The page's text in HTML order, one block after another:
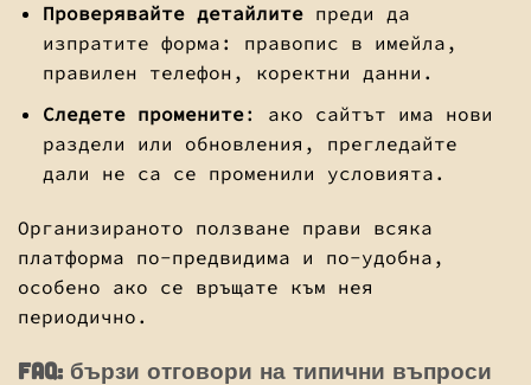
Проверявайте детайлитепреди да
изпратите форма: правопис в имейла,
правилен телефон, коректни данни.
Следете промените: ако сайтът има нови
раздели или обновления, прегледайте
дали не са се променили условията.
Организираното ползване прави всяка
платформа по-предвидима и по-удобна,
особено ако се връщате към нея
периодично.
FAQ: бързи отговори на типични въпроси